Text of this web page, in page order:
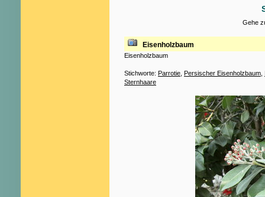
Gehe
Eisenholzbaum
Eisenholzbaum
Stichworte: Parrotie Persischer Eisenholzbaum
Sternhaare